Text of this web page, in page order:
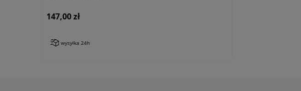
147,00 zł
wysyłka 24h